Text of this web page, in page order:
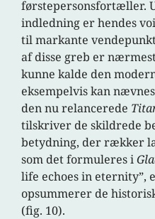
førstepersonsfortæller.
indledning er hendes
til markante
af disse greb er
kunne kalde den
eksempelvis kan nævnes
den nu relancerede
tilskriver de skildrede
betydning, der rækker
som det formuleres i
life echoes in eternity”,
opsummerer de
(fig. 10).